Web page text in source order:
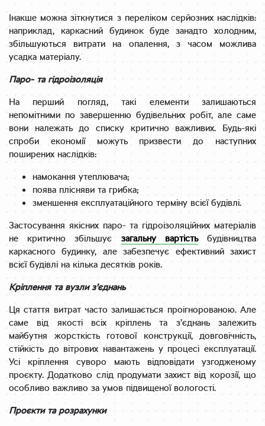
Інакше можна зіткнутися з переліком серйозних наслідків:
наприклад, каркасний будинок буде занадто холодним,
збільшуються витрати на опалення, з часом можлива
усадка матеріалу.
Паро- та гідроізоляція
На перший погляд, такі елементи залишаються
непомітними по завершенню будівельних робіт, але саме
вони належать до списку критично важливих. Будь-які
спроби економії можуть призвести до наступних
поширених наслідків:
намокання утеплювача;
поява плісняви ​​та грибка;
зменшення експлуатаційного терміну всієї будівлі.
Застосування якісних паро- та гідроізоляційних матеріалів
не критично збільшує загальну вартістьбудівництва
каркасного будинку, але забезпечує ефективний захист
всієї будівлі на кілька десятків років.
Кріплення та вузли з’єднань
Ця стаття витрат часто залишається проігнорованою. Але
саме від якості всіх кріплень та з’єднань залежить
майбутня жорсткість готової конструкції, довговічність,
стійкість до вітрових навантажень у процесі експлуатації.
Усі кріплення суворо мають відповідати узгодженому
проєкту. Додатково слід продумати захист від корозії, що
особливо важливо за умов підвищеної вологості.
Проєкти та розрахунки